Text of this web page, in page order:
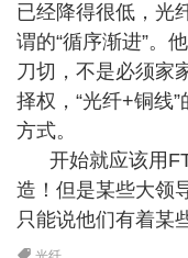
已经降得很低，光
谓的“循序渐进”。
刀切，不是必须家
择权，“光纤+铜线
方式。
开始就应该用
造！但是某些大领
只能说他们有着某